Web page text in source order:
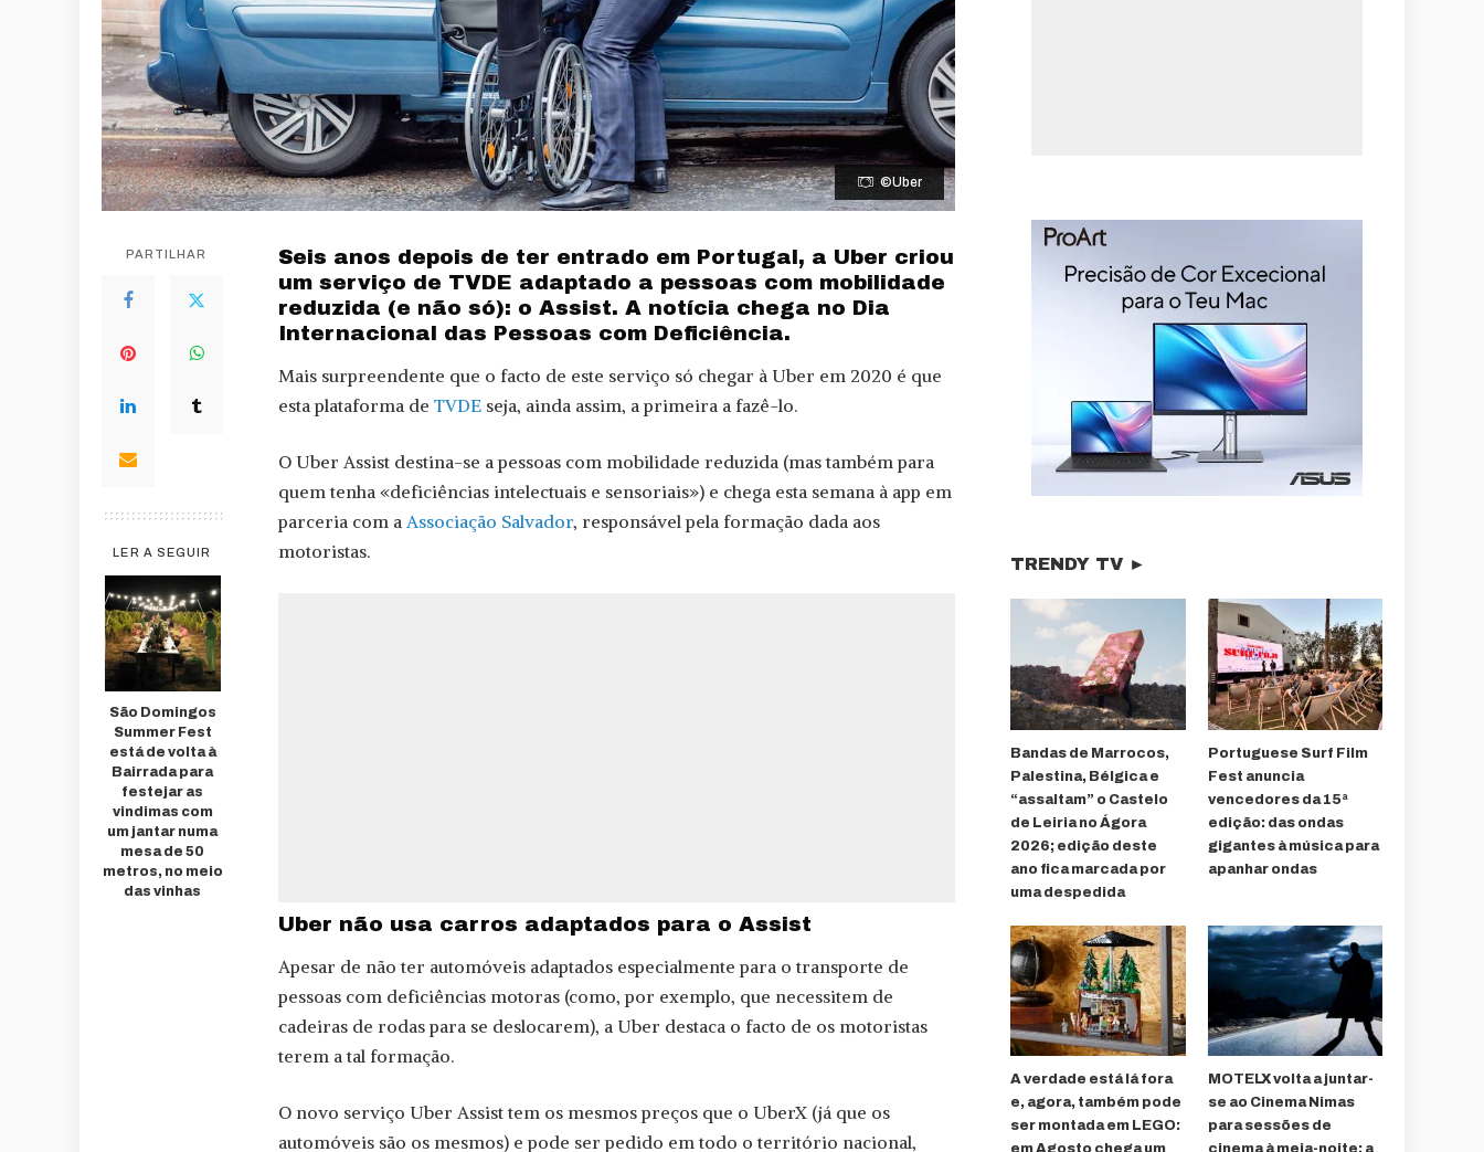
©Uber
PARTILHAR
LER A SEGUIR
São Domingos
Summer Fest
está de volta à
Bairrada para
festejar as
vindimas com
um jantar numa
mesa de 50
metros, no meio
das vinhas
Seis anos depois de ter entrado em Portugal, a Uber criou
um serviço de TVDE adaptado a pessoas com mobilidade
reduzida (e não só): o Assist. A notícia chega no Dia
Internacional das Pessoas com Deficiência.
Mais surpreendente que o facto de este serviço só chegar à Uber em 2020 é que
esta plataforma de TVDE seja, ainda assim, a primeira a fazê-lo.
O Uber Assist destina-se a pessoas com mobilidade reduzida (mas também para
quem tenha «deficiências intelectuais e sensoriais») e chega esta semana à app em
parceria com a Associação Salvador, responsável pela formação dada aos
motoristas.
Uber não usa carros adaptados para o Assist
Apesar de não ter automóveis adaptados especialmente para o transporte de
pessoas com deficiências motoras (como, por exemplo, que necessitem de
cadeiras de rodas para se deslocarem), a Uber destaca o facto de os motoristas
terem a tal formação.
O novo serviço Uber Assist tem os mesmos preços que o UberX (já que os
automóveis são os mesmos) e pode ser pedido em todo o território nacional,
TRENDY TV ►
Bandas de Marrocos,
Palestina, Bélgica e
“assaltam” o Castelo
de Leiria no Ágora
2026; edição deste
ano fica marcada por
uma despedida
Portuguese Surf Film
Fest anuncia
vencedores da 15ª
edição: das ondas
gigantes à música para
apanhar ondas
A verdade está lá fora
e, agora, também pode
ser montada em LEGO:
MOTELX volta a juntar-
se ao Cinema Nimas
para sessões de